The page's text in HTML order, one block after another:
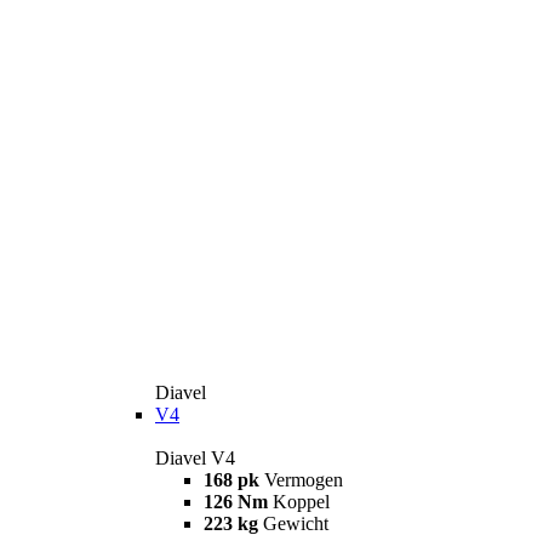
Diavel
V4
Diavel V4
168 pk Vermogen
126 Nm Koppel
223 kg Gewicht